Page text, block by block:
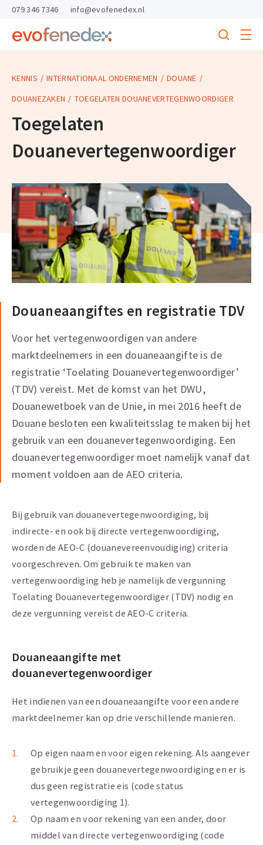
skipToContent
skipToFooter
Return
homepage
Search
menu
079 346 7346 info@evofenedex.nl
KENNIS INTERNATIONAAL ONDERNEMEN
DOUANE
DOUANEZAKEN
TOEGELATEN DOUANEVERTEGENWOORDIGER
Toegelaten
Douanevertegenwoordiger
Douaneaangiftes en registratie TDV
Voor het vertegenwoordigen van andere
marktdeelnemers in een douaneaangifte is de
registratie ‘Toelating Douanevertegenwoordiger’
(TDV) vereist. Met de komst van het DWU,
Douanewetboek van de Unie, in mei 2016 heeft de
Douane besloten een kwaliteitsslag te maken bij het
gebruik van een douanevertegenwoordiging. Een
douanevertegenwoordiger moet namelijk vanaf dat
moment voldoen aan de AEO criteria.
Bij gebruik van douanevertegenwoordiging, bij
indirecte- en ook bij directe vertegenwoordiging,
worden de AEO-C (douanevereenvoudiging) criteria
voorgeschreven. Om gebruik te maken van
vertegenwoordiging heb je namelijk de vergunning
Toelating Douanevertegenwoordiger (TDV) nodig en
deze vergunning vereist de AEO-C criteria.
Douaneaangifte met
douanevertegenwoordiger
Het indienen van een douaneaangifte voor een andere
marktdeelnemer kan op drie verschillende manieren.
Op eigen naam en voor eigen rekening. Als aangever
gebruik je geen douanevertegenwoordiging en er is
dus geen registratie eis (code status
vertegenwoordiging 1).
Op naam en voor rekening van een ander, door
middel van directe vertegenwoordiging (code